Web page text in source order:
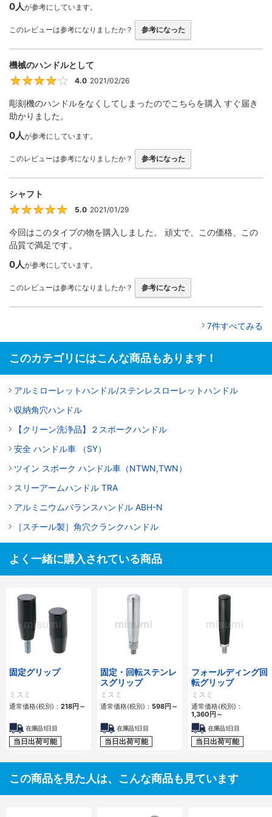
0人が参考にしています。
このレビューは参考になりましたか？ 参考になった
機械のハンドルとして
4
4.0 2021/02/26
彫刻機のハンドルをなくしてしまったのでこちらを購入 すぐ届き
助かりました。
0人が参考にしています。
このレビューは参考になりましたか？ 参考になった
シャフト
5
5.0 2021/01/29
今回はこのタイプの物を購入しました。 頑丈で、この価格、この
品質で満足です。
0人が参考にしています。
このレビューは参考になりましたか？ 参考になった
7件すべてみる
このカテゴリにはこんな商品もあります！
アルミローレットハンドル/ステンレスローレットハンドル
収納角穴ハンドル
【クリーン洗浄品】２スポークハンドル
安全 ハンドル車 （SY）
ツイン スポーク ハンドル車（NTWN,TWN）
スリーアームハンドル TRA
アルミニウムバランスハンドル ABH-N
［スチール製］角穴クランクハンドル
よく一緒に購入されている商品
固定グリップ
ミスミ
通常価格(税別)： 218円 ～
在庫品1日目
当日出荷可能
固定・回転ステンレ
スグリップ
ミスミ
通常価格(税別)： 598円 ～
在庫品1日目
当日出荷可能
フォールディング回
転グリップ
ミスミ
通常価格(税別)：
1,360円 ～
在庫品1日目
当日出荷可能
この商品を見た人は、こんな商品も見ています